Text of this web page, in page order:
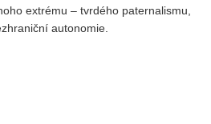
REDAKCE
extrému – tvrdého paternalismu,
autonomie.